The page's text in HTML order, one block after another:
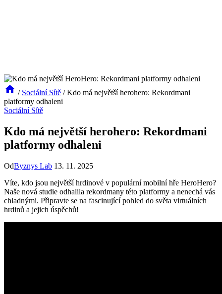
/ Sociální Sítě / Kdo má největší herohero: Rekordmani
platformy odhaleni
Sociální Sítě
Kdo má největší herohero: Rekordmani
platformy odhaleni
OdByznys Lab 13. 11. 2025
Víte, kdo jsou největší hrdinové v populární mobilní hře HeroHero?
Naše nová studie odhalila rekordmany této platformy a nenechá vás
chladnými. Připravte se na fascinující pohled do světa virtuálních
hrdinů a jejich úspěchů!